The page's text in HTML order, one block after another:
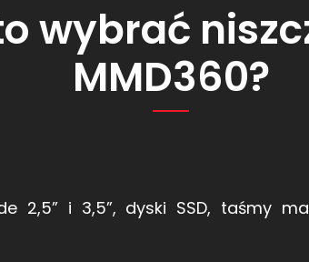
wybrać
MMD360?
2,5” i 3,5”, dyski SSD, taśmy